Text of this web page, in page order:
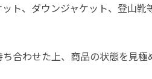
ト、ダウンジャケット、登山
合わせた上、商品の状態を見